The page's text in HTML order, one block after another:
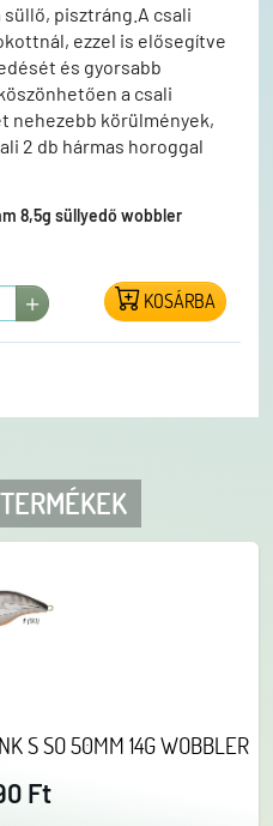
pisztráng.A csali
ezzel is elősegítve
és gyorsabb
a csali
nehezebb körülmények,
2 db hármas horoggal
8,5g süllyedő wobbler
KOSÁRBA
S SO 50MM 14G WOBBLER
Ft